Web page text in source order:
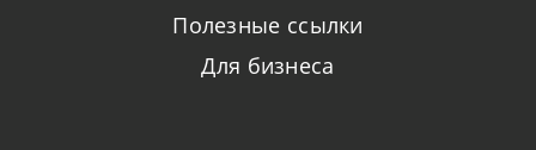
Полезные ссылки
Для бизнеса